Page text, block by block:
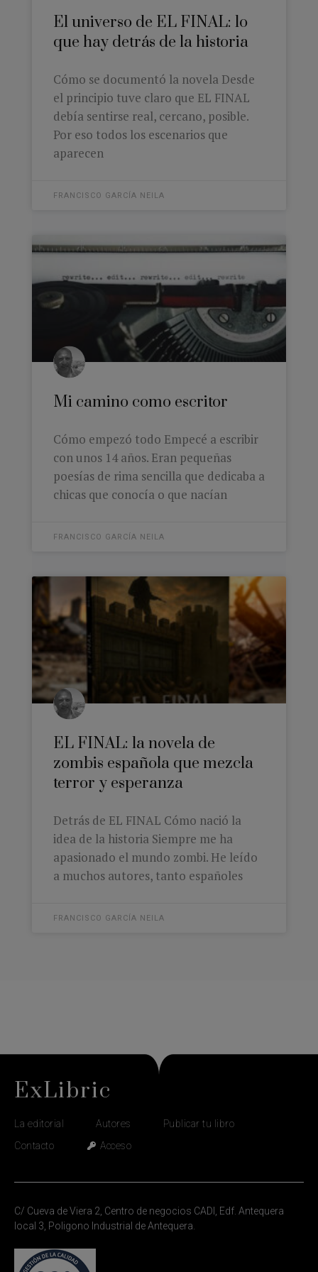
El universo de EL FINAL: lo
que hay detrás de la historia
Cómo se documentó la novela Desde
el principio tuve claro que EL FINAL
debía sentirse real, cercano, posible.
Por eso todos los escenarios que
aparecen
FRANCISCO GARCÍA NEILA
Mi camino como escritor
Cómo empezó todo Empecé a escribir
con unos 14 años. Eran pequeñas
poesías de rima sencilla que dedicaba a
chicas que conocía o que nacían
FRANCISCO GARCÍA NEILA
EL FINAL: la novela de
zombis española que mezcla
terror y esperanza
Detrás de EL FINAL Cómo nació la
idea de la historia Siempre me ha
apasionado el mundo zombi. He leído
a muchos autores, tanto españoles
FRANCISCO GARCÍA NEILA
ExLibric
La editorial Autores
Publicar tu libro
Contacto
Acceso
C/ Cueva de Viera 2, Centro de negocios CADI, Edf. Antequera
local 3, Poligono Industrial de Antequera.